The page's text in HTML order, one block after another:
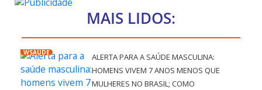
MAIS LIDOS:
WSAÚDE
ALERTA PARA A SAÚDE MASCULINA:
HOMENS VIVEM 7 ANOS MENOS QUE
MULHERES NO BRASIL; COMO